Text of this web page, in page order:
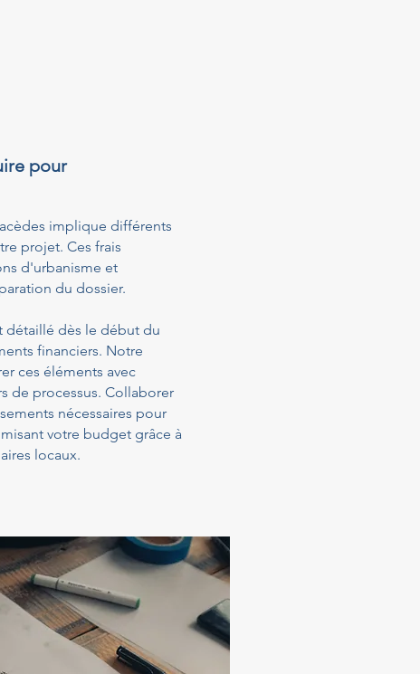
pour
implique différents
projet. Ces frais
d'urbanisme et
du dossier.
détaillé dès le début du
financiers. Notre
ces éléments avec
de processus. Collaborer
nécessaires pour
votre budget grâce à
locaux.